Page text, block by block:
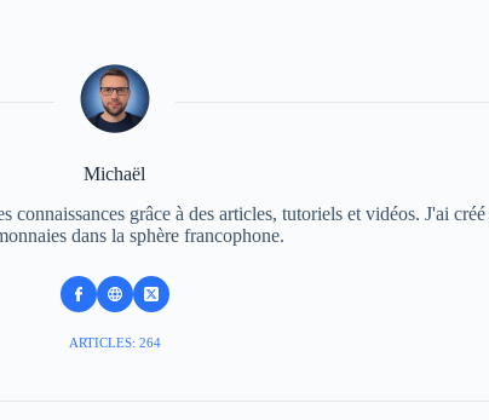
Michaël
grâce à des articles, tutoriels et vidéos. J'ai
dans la sphère francophone.
ARTICLES: 264